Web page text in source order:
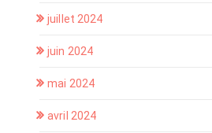
juillet 2024
juin 2024
mai 2024
avril 2024